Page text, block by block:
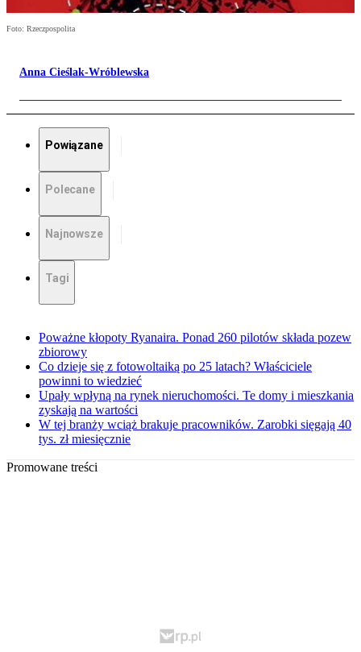
Foto: Rzeczpospolita
Anna Cieślak-Wróblewska
Powiązane
Polecane
Najnowsze
Tagi
Poważne kłopoty Ryanaira. Ponad 260 pilotów składa pozew
zbiorowy
Co dzieje się z fotowoltaiką po 25 latach? Właściciele
powinni to wiedzieć
Upały wpłyną na rynek nieruchomości. Te domy i mieszkania
zyskają na wartości
W tej branży wciąż brakuje pracowników. Zarobki sięgają 40
tys. zł miesięcznie
Promowane treści